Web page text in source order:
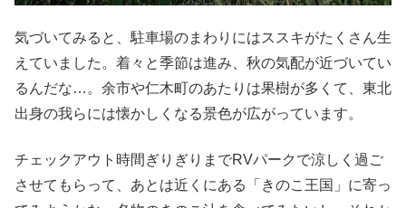
気づいてみると、駐車場のまわりにはススキがたくさん生
えていました。着々と季節は進み、秋の気配が近づいてい
るんだな…。余市や仁木町のあたりは果樹が多くて、東北
出身の我らには懐かしくなる景色が広がっています。
チェックアウト時間ぎりぎりまでRVパークで涼しく過ご
させてもらって、あとは近くにある「きのこ王国」に寄っ